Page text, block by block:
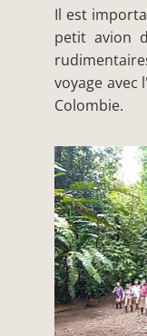
Il est
petit avion
voyage avec
Colombie.